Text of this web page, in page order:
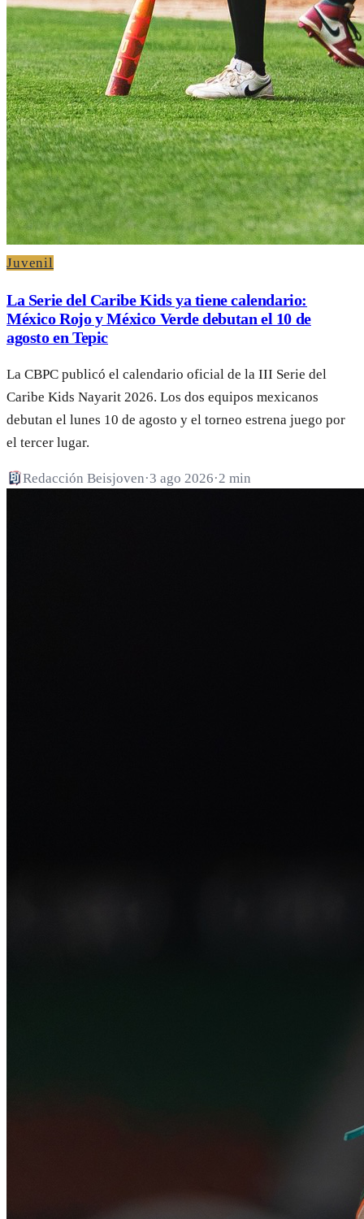
Juvenil
La Serie del Caribe Kids ya tiene calendario:
México Rojo y México Verde debutan el 10 de
agosto en Tepic
La CBPC publicó el calendario oficial de la III Serie del
Caribe Kids Nayarit 2026. Los dos equipos mexicanos
debutan el lunes 10 de agosto y el torneo estrena juego por
el tercer lugar.
Redacción Beisjoven·3 ago 2026·2 min